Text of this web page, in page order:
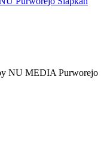
NU MEDIA Purworejo